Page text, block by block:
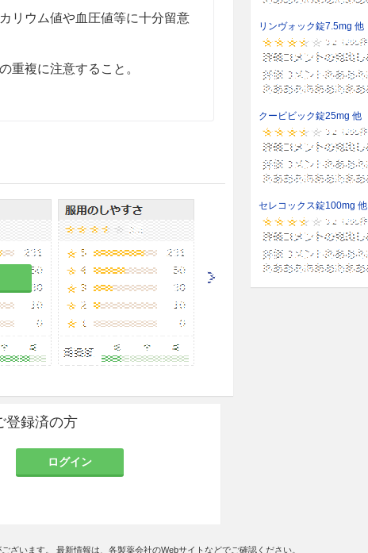
リウム値や血圧値等に十分留意
複に注意すること。
るおそれがある。
上の有益性が危険性を上回る
乳の継続又は中止を検討する
登録済の方
ログイン
リンヴォック錠7.5mg 他
クービビック錠25mg 他
セレコックス錠100mg 他
ざいます。 最新情報は、各製薬会社のWebサイトなどでご確認ください。